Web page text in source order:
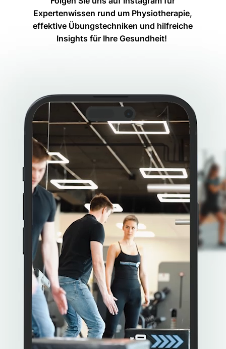
Expertenwissen rund um Physiotherapie,
effektive Übungstechniken und hilfreiche
Insights für Ihre Gesundheit!